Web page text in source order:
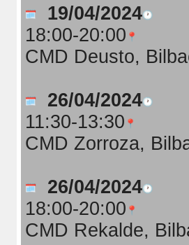
19/04/2024
18:00-20:00
CMD Deusto,
26/04/2024
11:30-13:30
CMD Zorroza,
26/04/2024
18:00-20:00
CMD Rekalde,